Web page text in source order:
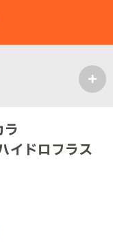
イドロフラス